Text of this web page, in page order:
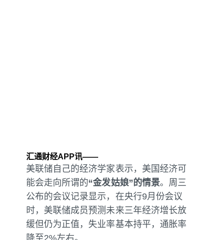
汇通财经APP讯——
美联储自己的经济学家表示，美国经济可
能会走向所谓的“金发姑娘”的情景。周三
公布的会议记录显示，在央行9月份会议
时，美联储成员预测未来三年经济增长放
缓但仍为正值，失业率基本持平，通胀率
降至2%左右。